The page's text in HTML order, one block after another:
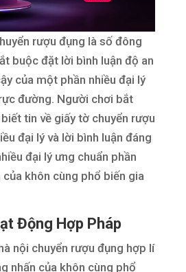
rượu đụng là số đông
buộc đặt lời bình luận độ an
của một phần nhiều đại lý
đường. Người chơi bắt
tin về giấy tờ chuyển rượu
đại lý và lời bình luận đáng
đại lý ưng chuẩn phần
của khôn cùng phổ biến gia
Động Hợp Pháp
nội chuyển rượu đụng hợp lí
nhấn của khôn cùng phổ